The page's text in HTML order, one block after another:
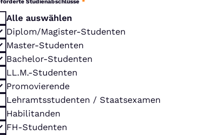
Studienabschlüsse *
Alle auswählen
Diplom/Magister-Studenten
Master-Studenten
Bachelor-Studenten
LL.M.-Studenten
Promovierende
Lehramtsstudenten / Staatsexamen
Habilitanden
FH-Studenten